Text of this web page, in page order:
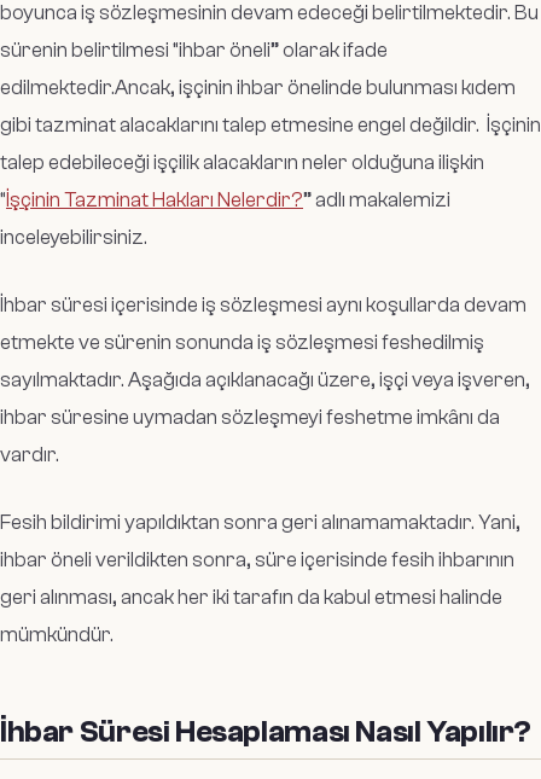
boyunca iş sözleşmesinin devam edeceği belirtilmektedir. Bu
sürenin belirtilmesi “ihbar öneli” olarak ifade
edilmektedir.Ancak, işçinin ihbar önelinde bulunması kıdem
gibi tazminat alacaklarını talep etmesine engel değildir. İşçinin
talep edebileceği işçilik alacakların neler olduğuna ilişkin
“İşçinin Tazminat Hakları Nelerdir?” adlı makalemizi
inceleyebilirsiniz.
İhbar süresi içerisinde iş sözleşmesi aynı koşullarda devam
etmekte ve sürenin sonunda iş sözleşmesi feshedilmiş
sayılmaktadır. Aşağıda açıklanacağı üzere, işçi veya işveren,
ihbar süresine uymadan sözleşmeyi feshetme imkânı da
vardır.
Fesih bildirimi yapıldıktan sonra geri alınamamaktadır. Yani,
ihbar öneli verildikten sonra, süre içerisinde fesih ihbarının
geri alınması, ancak her iki tarafın da kabul etmesi halinde
mümkündür.
İhbar Süresi Hesaplaması Nasıl Yapılır?